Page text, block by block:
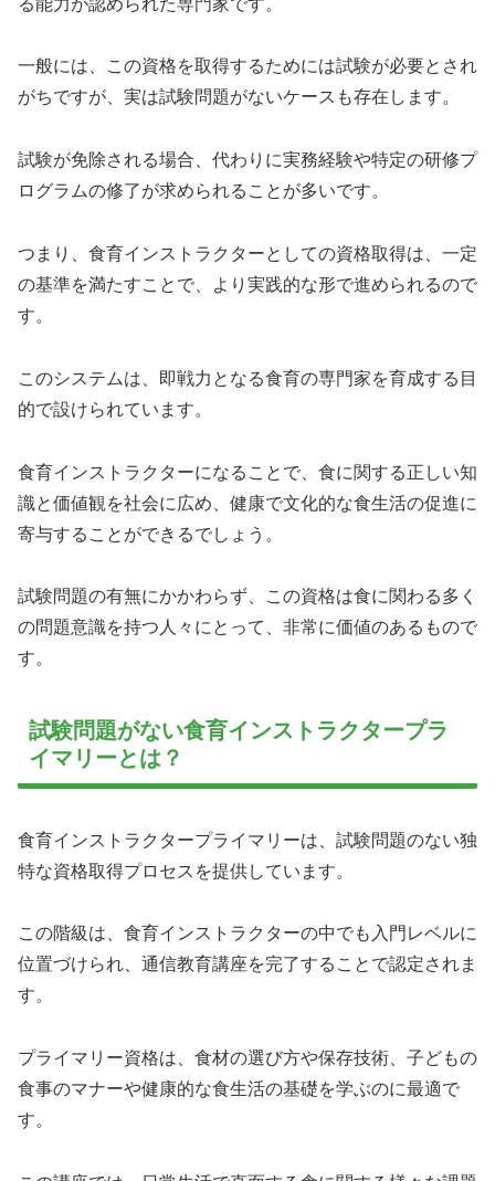
一般には、この資格を取得するためには試験が必要とされ
がちですが、実は試験問題がないケースも存在します。
試験が免除される場合、代わりに実務経験や特定の研修プ
ログラムの修了が求められることが多いです。
つまり、食育インストラクターとしての資格取得は、一定
の基準を満たすことで、より実践的な形で進められるので
す。
このシステムは、即戦力となる食育の専門家を育成する目
的で設けられています。
食育インストラクターになることで、食に関する正しい知
識と価値観を社会に広め、健康で文化的な食生活の促進に
寄与することができるでしょう。
試験問題の有無にかかわらず、この資格は食に関わる多く
の問題意識を持つ人々にとって、非常に価値のあるもので
す。
試験問題がない食育インストラクタープラ
イマリーとは？
食育インストラクタープライマリーは、試験問題のない独
特な資格取得プロセスを提供しています。
この階級は、食育インストラクターの中でも入門レベルに
位置づけられ、通信教育講座を完了することで認定されま
す。
プライマリー資格は、食材の選び方や保存技術、子どもの
食事のマナーや健康的な食生活の基礎を学ぶのに最適で
す。